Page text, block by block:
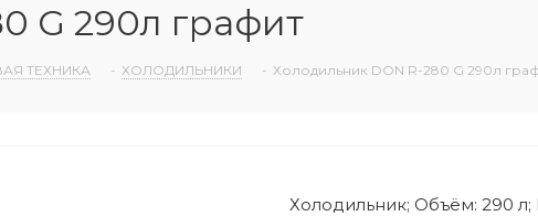
G 290л графит
ТЕХНИКА - ХОЛОДИЛЬНИКИ - Холодильник DON R-280 G 290л
Холодильник; Объём: 290 л;